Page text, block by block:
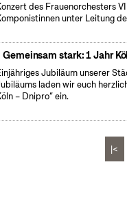
des Frauenorchesters
unter Leitung
Gemeinsam stark: 1 Jahr
Jubiläum unserer
laden wir euch
– Dnipro“ ein.
|<